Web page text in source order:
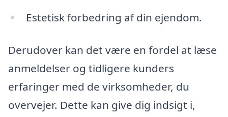
Estetisk forbedring af din ejendom.
Derudover kan det være en fordel at læse
anmeldelser og tidligere kunders
erfaringer med de virksomheder, du
overvejer. Dette kan give dig indsigt i,